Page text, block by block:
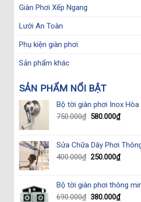
Giàn Phơi Xếp Ngang
Lưới An Toàn
Phụ kiện giàn phơi
Sản phẩm khác
SẢN PHẨM NỔI BẬT
Bộ tời giàn phơi Inox Hòa
750.000₫ Original
750.000₫.
580.000₫Current
Sửa Chữa Dây Phơi
400.000₫ Original
400.000₫.
250.000₫Current
Bộ tời giàn phơi thông
690.000₫ Original
380.000₫Current